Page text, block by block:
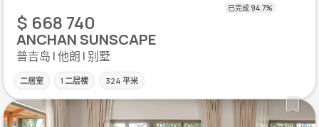
$ 668 740
ANCHAN SUNSCAPE
普吉岛 | 他朗 | 别墅
二居室 1 二层楼 324 平米